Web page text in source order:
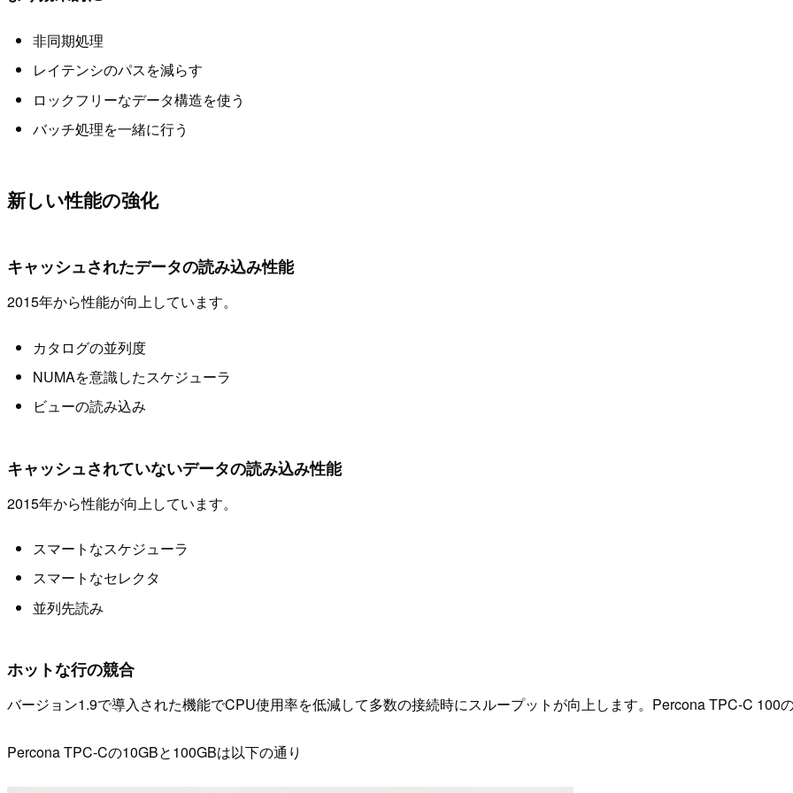
非同期処理
レイテンシのパスを減らす
ロックフリーなデータ構造を使う
バッチ処理を一緒に行う
新しい性能の強化
キャッシュされたデータの読み込み性能
2015年から性能が向上しています。
カタログの並列度
NUMAを意識したスケジューラ
ビューの読み込み
キャッシュされていないデータの読み込み性能
2015年から性能が向上しています。
スマートなスケジューラ
スマートなセレクタ
並列先読み
ホットな行の競合
バージョン1.9で導入された機能でCPU使用率を低減して多数の接続時にスループットが向上します。Percona TPC-C 100
Percona TPC-Cの10GBと100GBは以下の通り